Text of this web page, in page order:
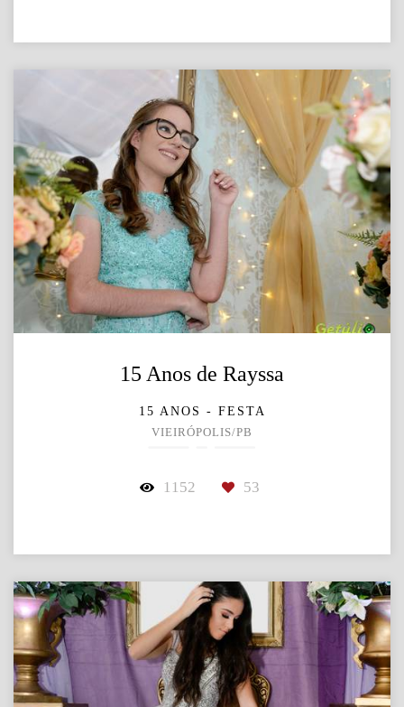
15 Anos de Rayssa
15 ANOS - FESTA
VIEIRÓPOLIS/PB
1152 53